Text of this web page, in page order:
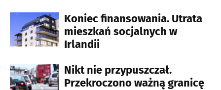
Koniec finansowania. Utrata
mieszkań socjalnych w
Irlandii
Nikt nie przypuszczał.
Przekroczono ważną granicę